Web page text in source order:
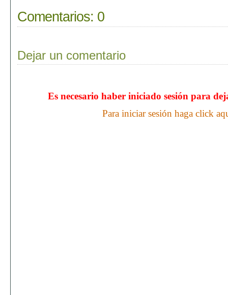
Comentarios: 0
Dejar un comentario
Es necesario haber iniciado sesión para
Para iniciar sesión haga click